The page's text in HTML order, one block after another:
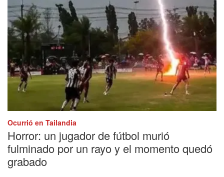
Ocurrió en Tailandia
Horror: un jugador de fútbol murió
fulminado por un rayo y el momento quedó
grabado